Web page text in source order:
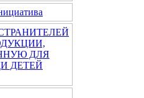
ДЛЯ
ДЕТЕЙ